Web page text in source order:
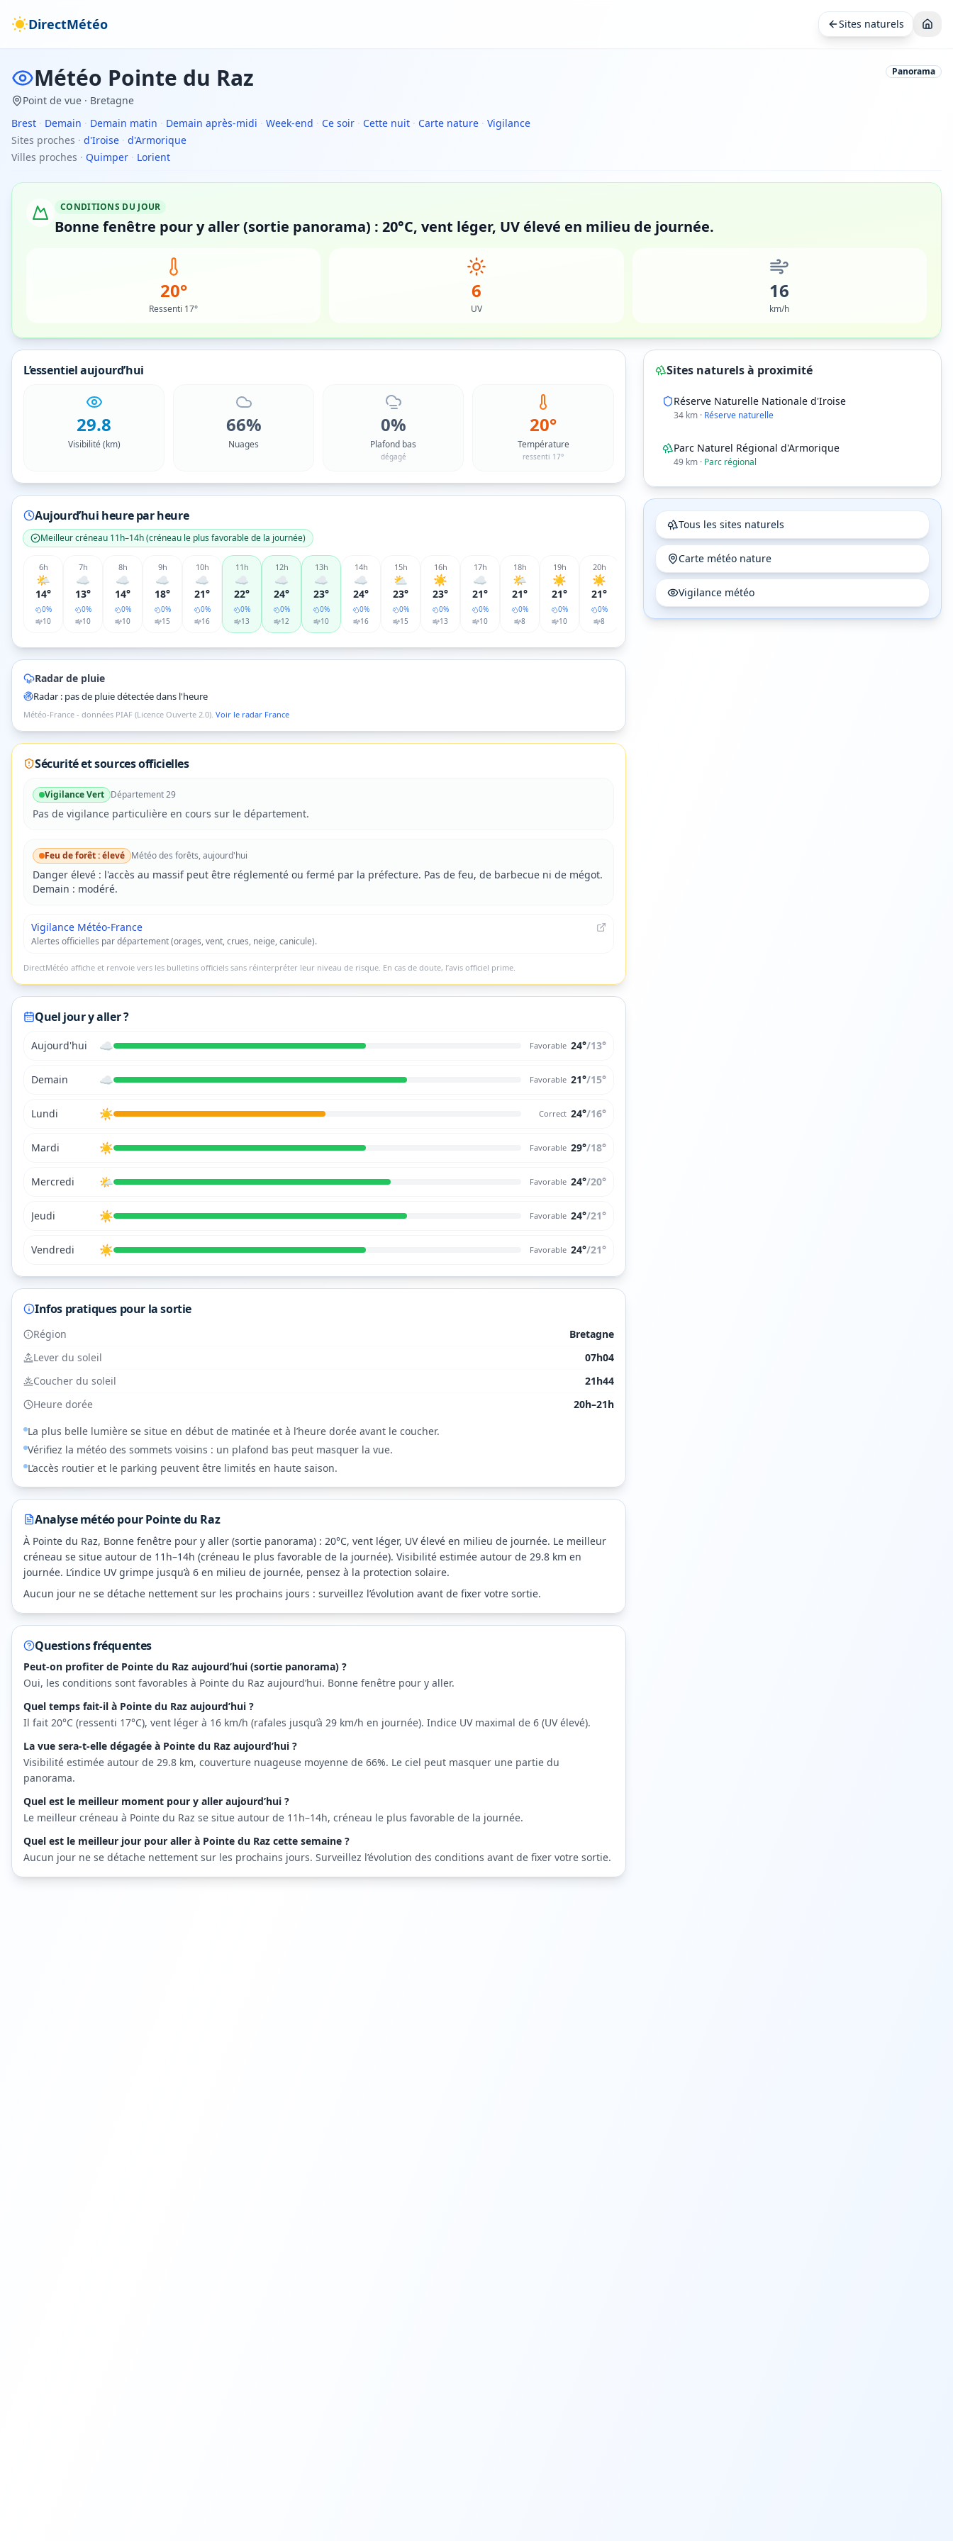
DirectMétéo Sites naturels
Météo Pointe du Raz
Point de vue · Bretagne
Panorama
Brest · Demain · Demain matin · Demain après-midi · Week-end · Ce soir · Cette nuit · Carte nature · Vigilance
Sites proches · d'Iroise · d'Armorique
Villes proches · Quimper · Lorient
CONDITIONS DU JOUR
Bonne fenêtre pour y aller (sortie panorama) : 20°C, vent léger, UV élevé en milieu de journée.
20°
Ressenti 17°
6
UV
16
km/h
L’essentiel aujourd’hui
29.8
Visibilité (km)
66%
Nuages
0%
Plafond bas
dégagé
20°
Température
ressenti 17°
Aujourd’hui heure par heure
Meilleur créneau 11h–14h(créneau le plus favorable de la journée)
6h
🌤️
14°
0%
10
7h
☁️
13°
0%
10
8h
☁️
14°
0%
10
9h
☁️
18°
0%
15
10h
☁️
21°
0%
16
11 h
☁️
22°
0%
13
12h
☁️
24°
0%
12
13h
☁️
23°
0%
10
14h
☁️
24°
0%
16
15h
⛅
23°
0%
15
16h
☀️
23°
0%
13
17h
☁️
21°
0%
10
18h
🌤️
21°
0%
8
19h
☀️
21°
0%
10
20h
☀️
21°
0%
8
%
22
☀️
18°
0%
4
Radar de pluie
Radar : pas de pluie détectée dans l'heure
Météo-France - données PIAF (Licence Ouverte 2.0). Voir le radar France
Sécurité et sources officielles
VigilanceVert Département29
Pas de vigilance particulière en cours sur le département.
Feu de forêt :élevé Météo des forêts, aujourd'hui
Danger élevé : l'accès au massif peut être réglementé ou fermé par la préfecture. Pas de feu, de barbecue ni de mégot.
Demain : modéré.
Vigilance Météo-France
Alertes officielles par département (orages, vent, crues, neige, canicule).
DirectMétéo affiche et renvoie vers les bulletins officiels sans réinterpréter leur niveau de risque. En cas de doute, l’avis officiel prime.
Quel jour y aller ?
Aujourd'hui ☁️ Favorable 24°/13°
Demain ☁️ Favorable 21°/15°
Lundi ☀️ Correct 24°/16°
Mardi ☀️ Favorable 29°/18°
Mercredi 🌤️ Favorable 24°/20°
Jeudi ☀️ Favorable 24°/21°
Vendredi ☀️ Favorable 24°/21°
Infos pratiques pour la sortie
Région
Bretagne
Lever du soleil
07h04
Coucher du soleil
21h44
Heure dorée
20h–21h
La plus belle lumière se situe en début de matinée et à l’heure dorée avant le coucher.
Vérifiez la météo des sommets voisins : un plafond bas peut masquer la vue.
L’accès routier et le parking peuvent être limités en haute saison.
Analyse météo pourPointe du Raz
À Pointe du Raz, Bonne fenêtre pour y aller (sortie panorama) : 20°C, vent léger, UV élevé en milieu de journée. Le meilleur
créneau se situe autour de 11h–14h (créneau le plus favorable de la journée). Visibilité estimée autour de 29.8 km en
journée. L’indice UV grimpe jusqu’à 6 en milieu de journée, pensez à la protection solaire.
Aucun jour ne se détache nettement sur les prochains jours : surveillez l’évolution avant de fixer votre sortie.
Questions fréquentes
Peut-on profiter de Pointe du Raz aujourd’hui (sortie panorama) ?
Oui, les conditions sont favorables à Pointe du Raz aujourd’hui. Bonne fenêtre pour y aller.
Quel temps fait-il à Pointe du Raz aujourd’hui ?
Il fait 20°C (ressenti 17°C), vent léger à 16 km/h (rafales jusqu’à 29 km/h en journée). Indice UV maximal de 6 (UV élevé).
La vue sera-t-elle dégagée à Pointe du Raz aujourd’hui ?
Visibilité estimée autour de 29.8 km, couverture nuageuse moyenne de 66%. Le ciel peut masquer une partie du
panorama.
Quel est le meilleur moment pour y aller aujourd’hui ?
Le meilleur créneau à Pointe du Raz se situe autour de 11h–14h, créneau le plus favorable de la journée.
Quel est le meilleur jour pour aller à Pointe du Raz cette semaine ?
Aucun jour ne se détache nettement sur les prochains jours. Surveillez l’évolution des conditions avant de fixer votre sortie.
Sites naturels à proximité
Réserve Naturelle Nationale d'Iroise
34km· Réserve naturelle
Parc Naturel Régional d'Armorique
49km· Parc régional
Tous les sites naturels
Carte météo nature
Vigilance météo